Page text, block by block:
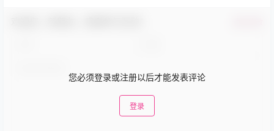
您必须登录或注册以后才能发表评论
登录